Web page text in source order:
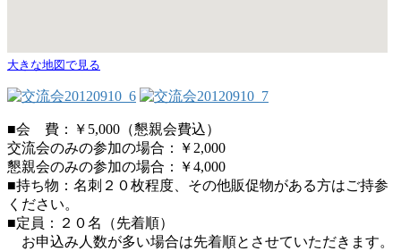
大きな地図で見る
■会 費：￥5,000（懇親会費込）
交流会のみの参加の場合：￥2,000
懇親会のみの参加の場合：￥4,000
■持ち物：名刺２０枚程度、その他販促物がある方はご持参
ください。
■定員：２０名（先着順）
お申込み人数が多い場合は先着順とさせていただきます。